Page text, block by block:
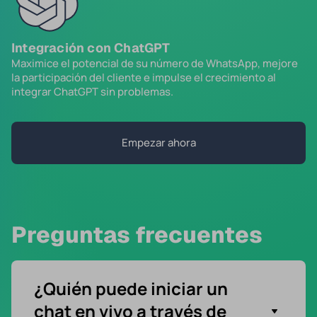
Integración con ChatGPT
Maximice el potencial de su número de WhatsApp, mejore
la participación del cliente e impulse el crecimiento al
integrar ChatGPT sin problemas.
Empezar ahora
Preguntas frecuentes
¿Quién puede iniciar un
chat en vivo a través de